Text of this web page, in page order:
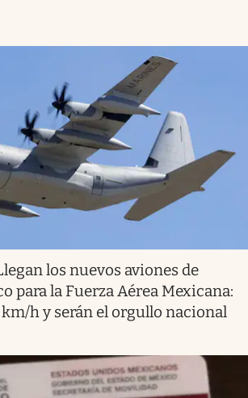
los nuevos aviones de
para la Fuerza Aérea Mexicana:
h y serán el orgullo nacional